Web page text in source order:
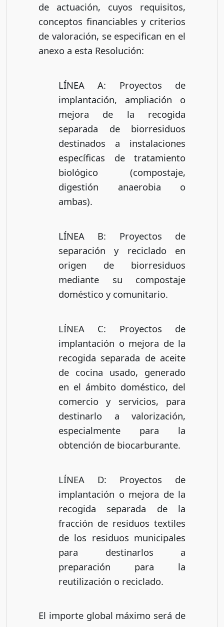
de actuación, cuyos requisitos,
conceptos financiables y criterios
de valoración, se especifican en el
anexo a esta Resolución:
LÍNEA A: Proyectos de
implantación, ampliación o
mejora de la recogida
separada de biorresiduos
destinados a instalaciones
específicas de tratamiento
biológico (compostaje,
digestión anaerobia o
ambas).
LÍNEA B: Proyectos de
separación y reciclado en
origen de biorresiduos
mediante su compostaje
doméstico y comunitario.
LÍNEA C: Proyectos de
implantación o mejora de la
recogida separada de aceite
de cocina usado, generado
en el ámbito doméstico, del
comercio y servicios, para
destinarlo a valorización,
especialmente para la
obtención de biocarburante.
LÍNEA D: Proyectos de
implantación o mejora de la
recogida separada de la
fracción de residuos textiles
de los residuos municipales
para destinarlos a
preparación para la
reutilización o reciclado.
El importe global máximo será de